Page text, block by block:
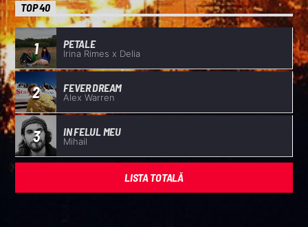
TOP 40
1 PETALE
Irina Rimes x Delia
2 FEVER DREAM
Alex Warren
3 IN FELUL MEU
Mihail
LISTA TOTALĂ